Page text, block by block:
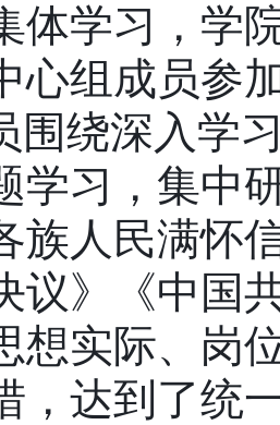
体学习，学
心组成员参
围绕深入学
学习，集中
族人民满怀
议》《中国
想实际、岗
，达到了统